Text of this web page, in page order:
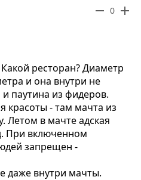
remove 0 add
Какой ресторан? Диаметр
и она внутри не
паутина из фидеров.
красоты - там мачта из
Летом в мачте адская
При включенном
запрещен -
даже внутри мачты.